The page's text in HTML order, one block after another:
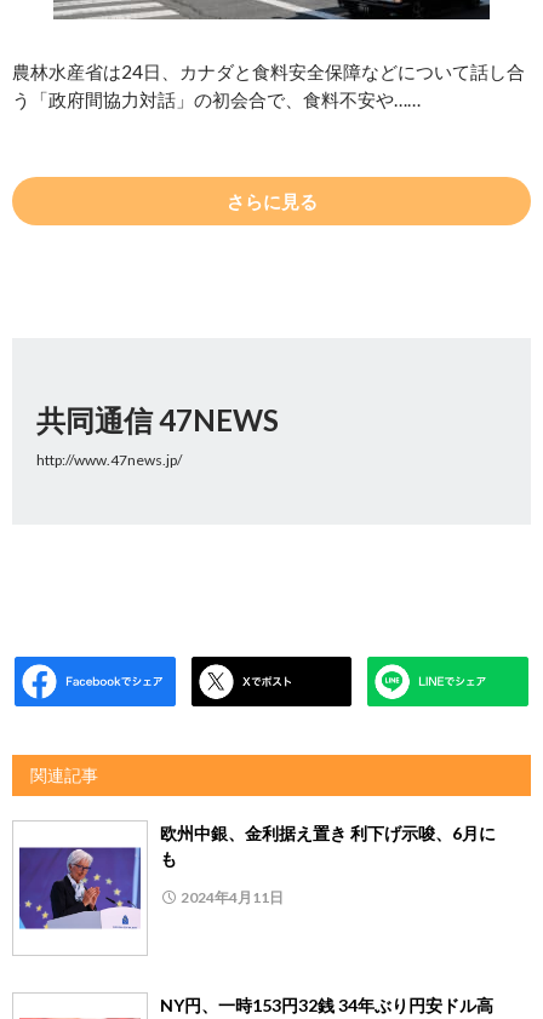
農林水産省は24日、カナダと食料安全保障などについて話し合
う「政府間協力対話」の初会合で、食料不安や……
さらに見る
共同通信 47NEWS
http://www.47news.jp/
関連記事
欧州中銀、金利据え置き 利下げ示唆、6月に
も
2024年4月11日
NY円、一時153円32銭 34年ぶり円安ドル高